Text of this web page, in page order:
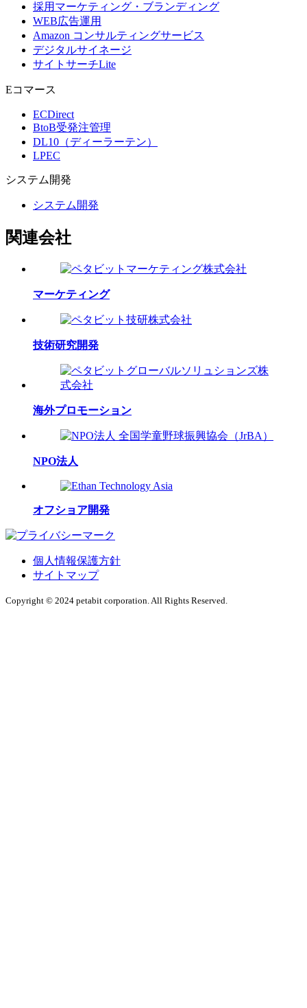
採用マーケティング・ブランディング
WEB広告運用
Amazon コンサルティングサービス
デジタルサイネージ
サイトサーチLite
Eコマース
ECDirect
BtoB受発注管理
DL10（ディーラーテン）
LPEC
システム 開発
システム開発
関連会社
マーケティング
技術研究開発
海外プロモーション
NPO法人
オフショア開発
個人情報保護方針
サイトマップ
Copyright © 2024 petabit corporation. All Rights Reserved.